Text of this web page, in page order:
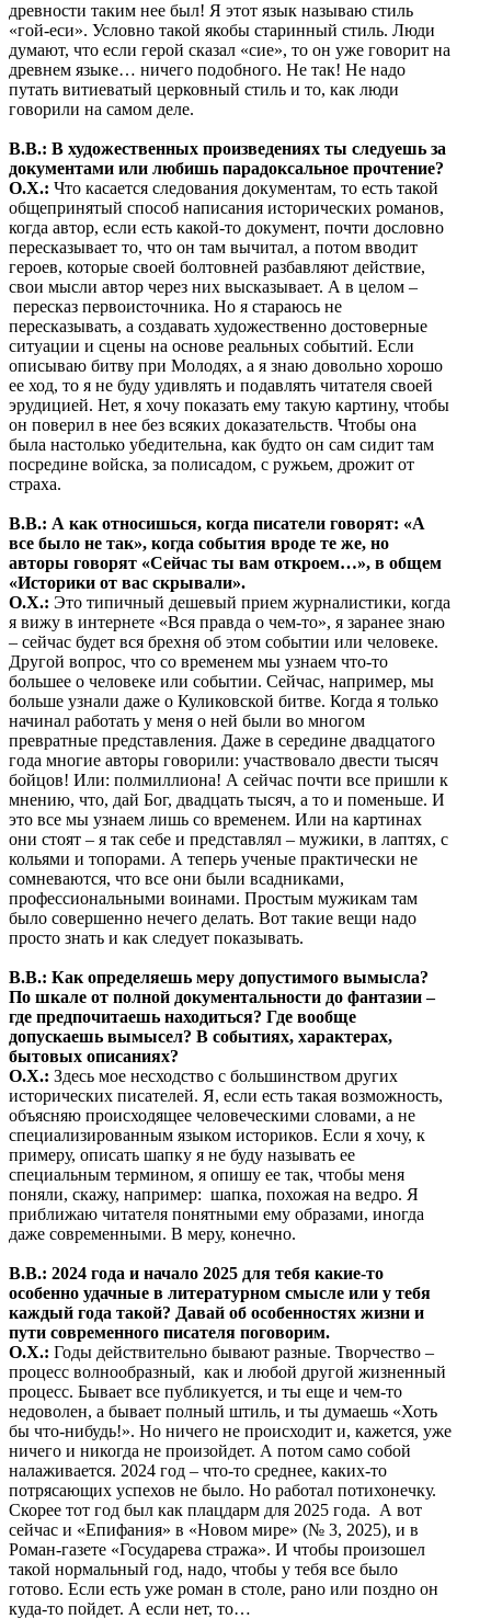
древности таким нее был! Я этот язык называю стиль
«гой-еси». Условно такой якобы старинный стиль. Люди
думают, что если герой сказал «сие», то он уже говорит на
древнем языке… ничего подобного. Не так! Не надо
путать витиеватый церковный стиль и то, как люди
говорили на самом деле.
В.В.: В художественных произведениях ты следуешь за
документами или любишь парадоксальное прочтение?
О.Х.: Что касается следования документам, то есть такой
общепринятый способ написания исторических романов,
когда автор, если есть какой-то документ, почти дословно
пересказывает то, что он там вычитал, а потом вводит
героев, которые своей болтовней разбавляют действие,
свои мысли автор через них высказывает. А в целом –
пересказ первоисточника. Но я стараюсь не
пересказывать, а создавать художественно достоверные
ситуации и сцены на основе реальных событий. Если
описываю битву при Молодях, а я знаю довольно хорошо
ее ход, то я не буду удивлять и подавлять читателя своей
эрудицией. Нет, я хочу показать ему такую картину, чтобы
он поверил в нее без всяких доказательств. Чтобы она
была настолько убедительна, как будто он сам сидит там
посредине войска, за полисадом, с ружьем, дрожит от
страха.
В.В.: А как относишься, когда писатели говорят: «А
все было не так», когда события вроде те же, но
авторы говорят «Сейчас ты вам откроем…», в общем
«Историки от вас скрывали».
О.Х.: Это типичный дешевый прием журналистики, когда
я вижу в интернете «Вся правда о чем-то», я заранее знаю
– сейчас будет вся брехня об этом событии или человеке.
Другой вопрос, что со временем мы узнаем что-то
большее о человеке или событии. Сейчас, например, мы
больше узнали даже о Куликовской битве. Когда я только
начинал работать у меня о ней были во многом
превратные представления. Даже в середине двадцатого
года многие авторы говорили: участвовало двести тысяч
бойцов! Или: полмиллиона! А сейчас почти все пришли к
мнению, что, дай Бог, двадцать тысяч, а то и поменьше. И
это все мы узнаем лишь со временем. Или на картинах
они стоят – я так себе и представлял – мужики, в лаптях, с
кольями и топорами. А теперь ученые практически не
сомневаются, что все они были всадниками,
профессиональными воинами. Простым мужикам там
было совершенно нечего делать. Вот такие вещи надо
просто знать и как следует показывать.
В.В.: Как определяешь меру допустимого вымысла?
По шкале от полной документальности до фантазии –
где предпочитаешь находиться? Где вообще
допускаешь вымысел? В событиях, характерах,
бытовых описаниях?
О.Х.: Здесь мое несходство с большинством других
исторических писателей. Я, если есть такая возможность,
объясняю происходящее человеческими словами, а не
специализированным языком историков. Если я хочу, к
примеру, описать шапку я не буду называть ее
специальным термином, я опишу ее так, чтобы меня
поняли, скажу, например: шапка, похожая на ведро. Я
приближаю читателя понятными ему образами, иногда
даже современными. В меру, конечно.
В.В.: 2024 года и начало 2025 для тебя какие-то
особенно удачные в литературном смысле или у тебя
каждый года такой? Давай об особенностях жизни и
пути современного писателя поговорим.
О.Х.: Годы действительно бывают разные. Творчество –
процесс волнообразный, как и любой другой жизненный
процесс. Бывает все публикуется, и ты еще и чем-то
недоволен, а бывает полный штиль, и ты думаешь «Хоть
бы что-нибудь!». Но ничего не происходит и, кажется, уже
ничего и никогда не произойдет. А потом само собой
налаживается. 2024 год – что-то среднее, каких-то
потрясающих успехов не было. Но работал потихонечку.
Скорее тот год был как плацдарм для 2025 года. А вот
сейчас и «Епифания» в «Новом мире» (№ 3, 2025), и в
Роман-газете «Государева стража». И чтобы произошел
такой нормальный год, надо, чтобы у тебя все было
готово. Если есть уже роман в столе, рано или поздно он
куда-то пойдет. А если нет, то…